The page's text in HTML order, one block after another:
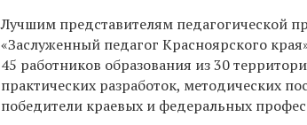
Лучшим представителям педагогической
«Заслуженный педагог Красноярского
45 работников образования из 30
практических разработок, методических
победители краевых и федеральных